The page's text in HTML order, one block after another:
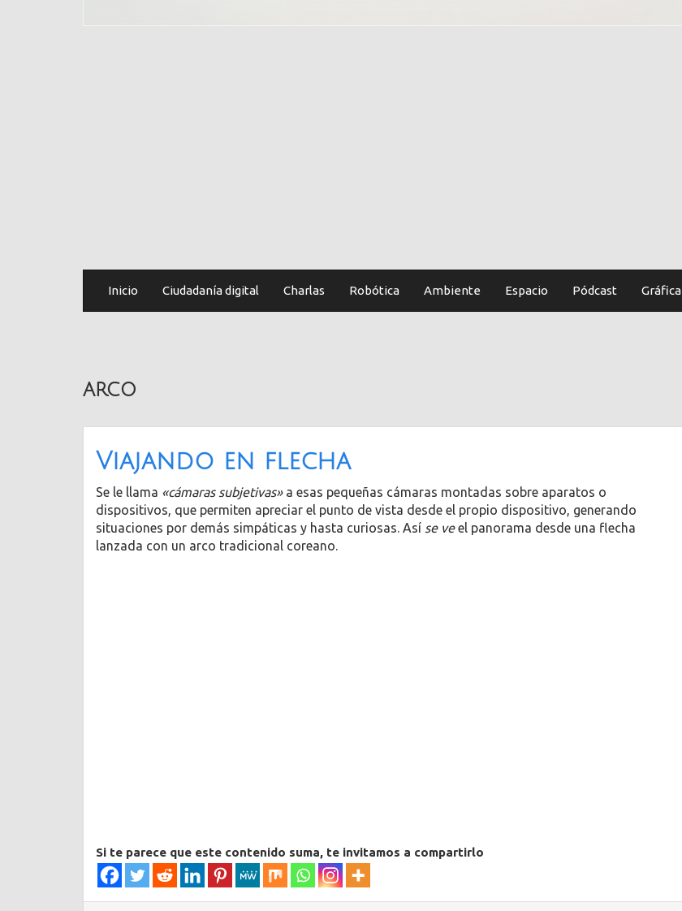
Inicio Ciudadanía digital Charlas Robótica Ambiente Espacio Pódcast Gráfica
arco
Viajando en flecha
Se le llama «cámaras subjetivas»a esas pequeñas cámaras montadas sobre aparatos o
dispositivos, que permiten apreciar el punto de vista desde el propio dispositivo, generando
situaciones por demás simpáticas y hasta curiosas. Así se veel panorama desde una flecha
lanzada con un arco tradicional coreano.
Si te parece que este contenido suma, te invitamos a compartirlo